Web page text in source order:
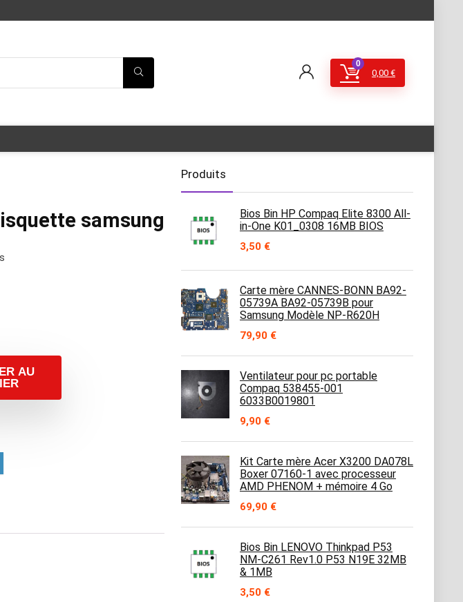
0
0,00 €
samsung
AU
Produits
Bios Bin HP Compaq Elite 8300 All-
in-One K01_0308 16MB BIOS
3,50 €
Carte mère CANNES-BONN BA92-
05739A BA92-05739B pour
Samsung Modèle NP-R620H
79,90 €
Ventilateur pour pc portable
Compaq 538455-001
6033B0019801
9,90 €
Kit Carte mère Acer X3200 DA078L
Boxer 07160-1 avec processeur
AMD PHENOM + mémoire 4 Go
69,90 €
Bios Bin LENOVO Thinkpad P53
NM-C261 Rev1.0 P53 N19E 32MB
& 1MB
3,50 €